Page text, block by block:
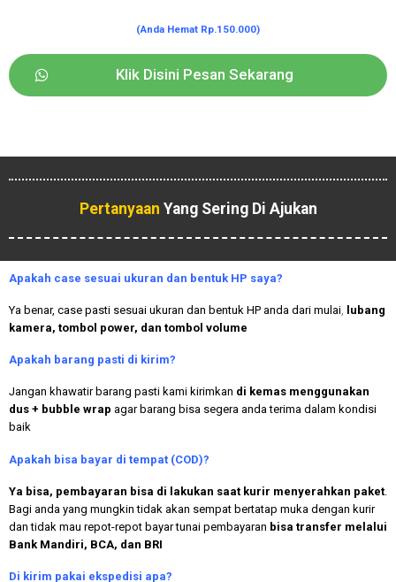
(Anda Hemat Rp.150.000)
Klik Disini Pesan Sekarang
Pertanyaan Yang Sering Di Ajukan
Apakah case sesuai ukuran dan bentuk HP saya?
Ya benar, case pasti sesuai ukuran dan bentuk HP anda dari mulai
lubang
kamera, tombol power, dan tombol volume
Apakah barang pasti di kirim?
Jangan khawatir barang pasti kami kirimkan di kemas menggunakan
dus + bubble wrap agar barang bisa segera anda terima dalam kondisi
baik
Apakah bisa bayar di tempat (COD)?
Ya bisa, pembayaran bisa di lakukan saat kurir menyerahkan paket
Bagi anda yang mungkin tidak akan sempat bertatap muka dengan kurir
dan tidak mau repot-repot bayar tunai pembayaran bisa transfer melalui
Bank Mandiri, BCA, dan BRI
Di kirim pakai ekspedisi apa?